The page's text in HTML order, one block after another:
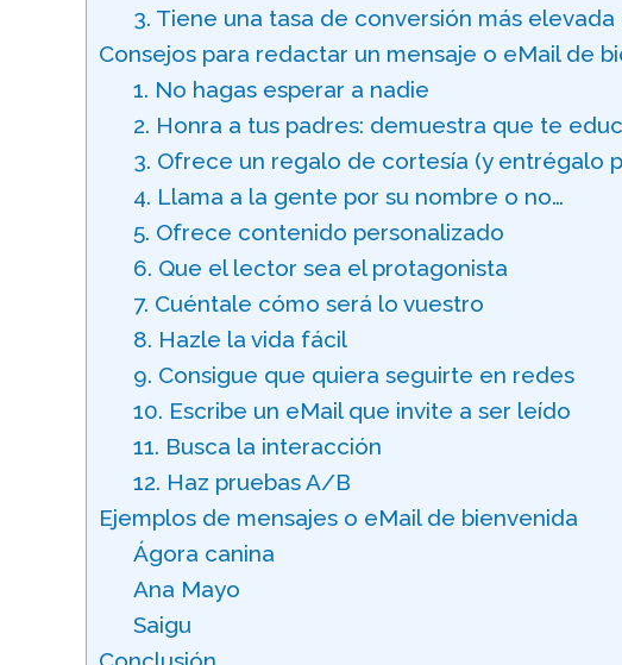
3. Tiene una tasa de conversión más
Consejos para redactar un mensaje o eMail de
1. No hagas esperar a nadie
2. Honra a tus padres: demuestra que te
3. Ofrece un regalo de cortesía (y entrégalo
4. Llama a la gente por su nombre o no…
5. Ofrece contenido personalizado
6. Que el lector sea el protagonista
7. Cuéntale cómo será lo vuestro
8. Hazle la vida fácil
9. Consigue que quiera seguirte en redes
10. Escribe un eMail que invite a ser leído
11. Busca la interacción
12. Haz pruebas A/B
Ejemplos de mensajes o eMail de bienvenida
Ágora canina
Ana Mayo
Saigu